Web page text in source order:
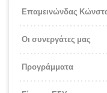
Επαμεινώνδας
Οι συνεργάτες μας
Προγράμματα